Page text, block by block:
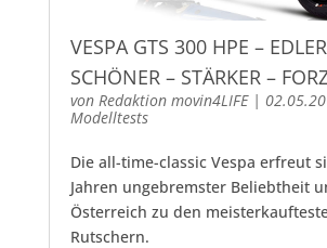
VESPA GTS 300 HPE –
SCHÖNER – STÄRKER –
von Redaktion movin4LIFE|
Modelltests
Die all-time-classic Vespa erfreut
Jahren ungebremster Beliebtheit
Österreich zu den
Rutschern.